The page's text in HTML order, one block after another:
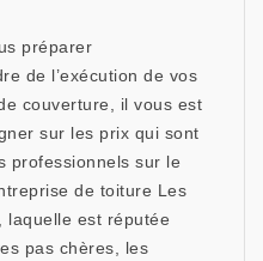
préparer
de l’exécution de vos
couverture, il vous est
sur les prix qui sont
professionnels sur le
de toiture Les
laquelle est réputée
pas chères, les